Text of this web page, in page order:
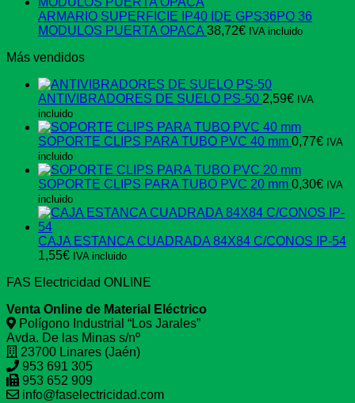
ARMARIO SUPERFICIE IP40 IDE GPS36PO 36
MODULOS PUERTA OPACA 38,72€ IVA incluido
Más vendidos
ANTIVIBRADORES DE SUELO PS-50 2,59€ IVA
incluido
SOPORTE CLIPS PARA TUBO PVC 40 mm 0,77€ IVA
incluido
SOPORTE CLIPS PARA TUBO PVC 20 mm 0,30€ IVA
incluido
CAJA ESTANCA CUADRADA 84X84 C/CONOS IP-54
1,55€ IVA incluido
FAS Electricidad ONLINE
Venta Online de Material Eléctrico
Polígono Industrial “Los Jarales”
Avda. De las Minas s/nº
23700 Linares (Jaén)
953 691 305
953 652 909
info@faselectricidad.com